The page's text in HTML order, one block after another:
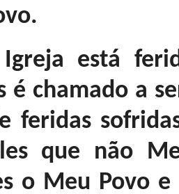
está
é chamado a
feridas
que não
o Meu Povo